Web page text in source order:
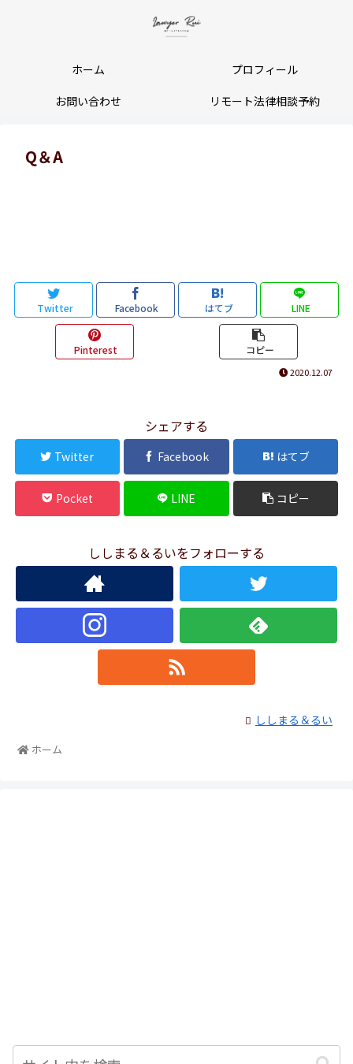
ホーム
プロフィール
お問い合わせ
リモート法律相談予約
Q＆A
Twitter Facebook はてブ LINE
Pinterest コピー
2020.12.07
シェアする
Twitter Facebook はてブ
Pocket LINE コピー
ししまる＆るいをフォローする
ししまる＆るい
ホーム